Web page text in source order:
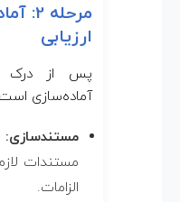
مرحله
ارزیابی
پس از درک
آماده‌سازی
مستندسازی:
مستندات
الزامات.